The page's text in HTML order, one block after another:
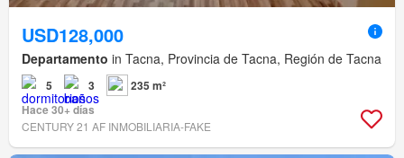
USD128,000
Departamento in Tacna, Provincia de Tacna, Región de Tacna
5 3
235 m²
Hace 30+ días
CENTURY 21 AF INMOBILIARIA-FAKE